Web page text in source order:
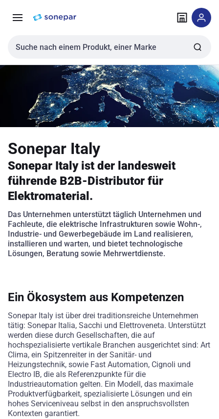
NavigationInhalt
Sucheingabe
Sonepar Italy
Sonepar Italy ist der landesweit
führende B2B-Distributor für
Elektromaterial.
Das Unternehmen unterstützt täglich Unternehmen und
Fachleute, die elektrische Infrastrukturen sowie Wohn-,
Industrie- und Gewerbegebäude im Land realisieren,
installieren und warten, und bietet technologische
Lösungen, Beratung sowie Mehrwertdienste.
Ein Ökosystem aus Kompetenzen
Sonepar Italy ist über drei traditionsreiche Unternehmen
tätig: Sonepar Italia, Sacchi und Elettroveneta. Unterstützt
werden diese durch Gesellschaften, die auf
hochspezialisierte vertikale Branchen ausgerichtet sind: Art
Clima, ein Spitzenreiter in der Sanitär- und
Heizungstechnik, sowie Fast Automation, Cignoli und
Electro IB, die als Referenzpunkte für die
Industrieautomation gelten. Ein Modell, das maximale
Produktverfügbarkeit, spezialisierte Lösungen und ein
hohes Serviceniveau selbst in den anspruchsvollsten
Kontexten garantiert.